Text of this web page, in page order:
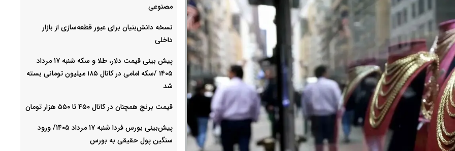
مصنوعی
نسخه دانش‌بنیان برای عبور قطعه‌سازی از بازار
داخلی
پیش ‌بینی قیمت دلار، طلا و سکه شنبه ۱۷ مرداد
۱۴۰۵ /سکه امامی در کانال ۱۸۵ میلیون تومانی بسته
شد
قیمت برنج همچنان در کانال ۴۵۰ تا ۵۵۰ هزار تومان
پیش‌بینی بورس فردا شنبه ۱۷ مرداد ۱۴۰۵/ ورود
سنگین پول حقیقی به بورس